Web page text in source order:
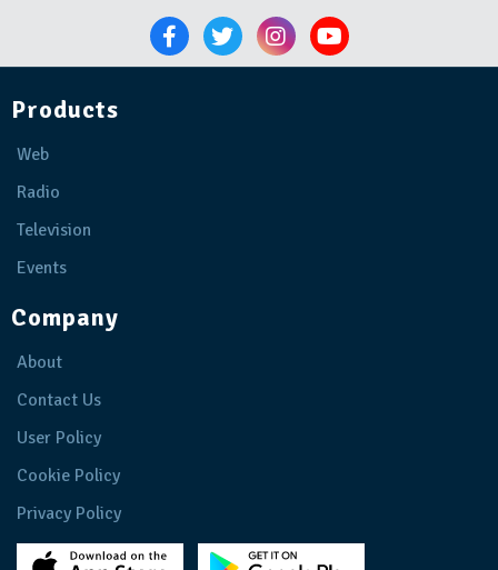
Products
Web
Radio
Television
Events
Company
About
Contact Us
User Policy
Cookie Policy
Privacy Policy